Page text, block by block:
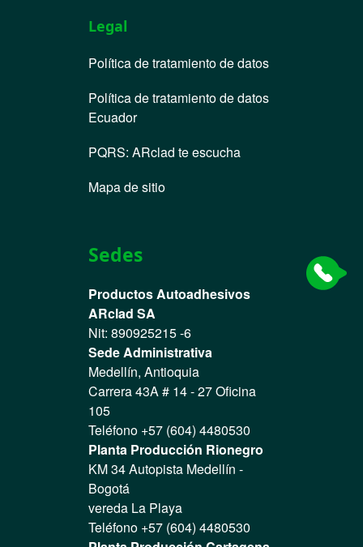
Legal
Política de tratamiento de datos
Política de tratamiento de datos
Ecuador
PQRS: ARclad te escucha
Mapa de sitio
Sedes
Productos Autoadhesivos
ARclad SA
Nit: 890925215 -6
Sede Administrativa
Medellín, Antioquia
Carrera 43A # 14 - 27 Oficina
105
Teléfono +57 (604) 4480530
Planta Producción Rionegro
KM 34 Autopista Medellín -
Bogotá
vereda La Playa
Teléfono +57 (604) 4480530